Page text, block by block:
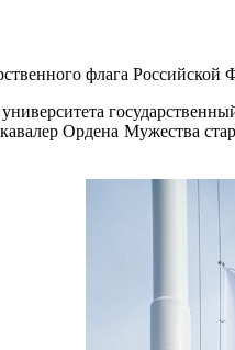
флага Российской
Ордена Мужества